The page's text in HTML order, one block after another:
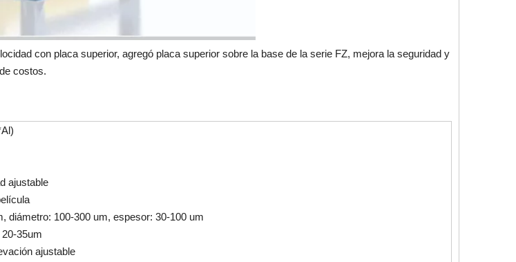
con placa superior, agregó placa superior sobre la base de la serie FZ, mejora la seguridad y
costos.
ajustable
diámetro: 100-300 um, espesor: 30-100 um
35um
ajustable